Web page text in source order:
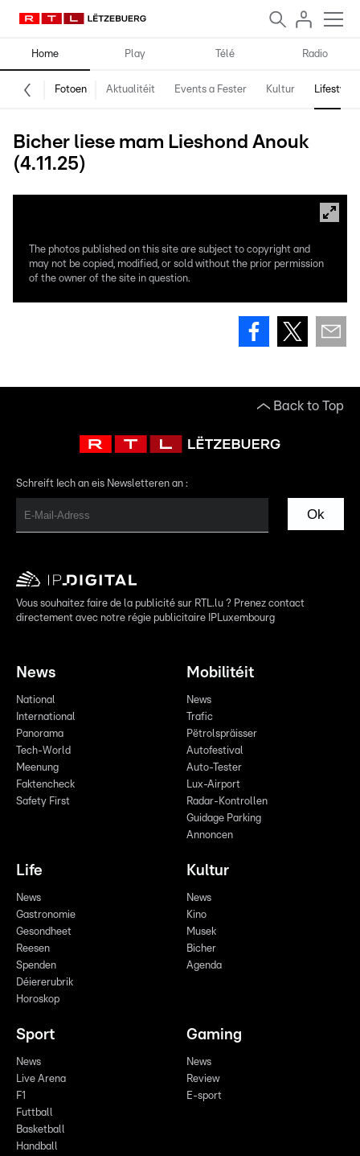
Home Play Télé Radio
Fotoen Aktualitéit Events a Fester Kultur Lifestyle
Bicher liese mam Lieshond Anouk
(4.11.25)
The photos published on this site are subject to copyright and
may not be copied, modified, or sold without the prior permission
of the owner of the site in question.
Back to Top
Schreift Iech an eis Newsletteren an :
Ok
Vous souhaitez faire de la publicité sur RTL.lu ? Prenez contact
directement avec notre régie publicitaire IPLuxembourg
News
National
International
Panorama
Tech-World
Meenung
Faktencheck
Safety First
Mobilitéit
News
Trafic
Pëtrolspräisser
Autofestival
Auto-Tester
Lux-Airport
Radar-Kontrollen
Guidage Parking
Annoncen
Life
News
Gastronomie
Gesondheet
Reesen
Spenden
Déiererubrik
Horoskop
Kultur
News
Kino
Musek
Bicher
Agenda
Sport
News
Live Arena
F1
Futtball
Basketball
Handball
Gaming
News
Review
E-sport